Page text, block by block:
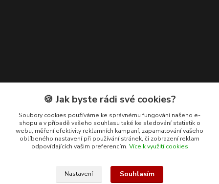
Kontakty
+420 608 400 554
(Po-Pá, 8-15 hod.)
ekohas@ekohas.cz
🍪 Jak byste rádi své cookies?
Soubory cookies používáme ke správnému fungování našeho e-
shopu a v případě vašeho souhlasu také ke sledování statistik o
webu, měření efektivity reklamních kampaní, zapamatování vašeho
oblíbeného nastavení při používání stránek, či zobrazení reklam
odpovídajících vašim preferencím. Více k využití cookies
Nastavení Souhlasím